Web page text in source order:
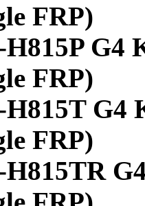
FRP)
G4
FRP)
G4
FRP)